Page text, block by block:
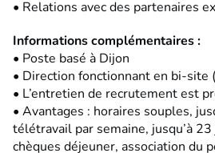
• Relations avec des partenaires
Informations complémentaires :
• Poste basé à Dijon
• Direction fonctionnant en bi-site
• L’entretien de recrutement est
• Avantages : horaires souples,
télétravail par semaine, jusqu’à
chèques déjeuner, association du